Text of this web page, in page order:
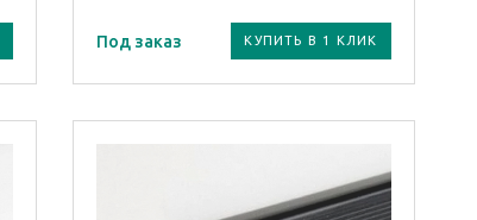
Под заказ КУПИТЬ В 1 КЛИК